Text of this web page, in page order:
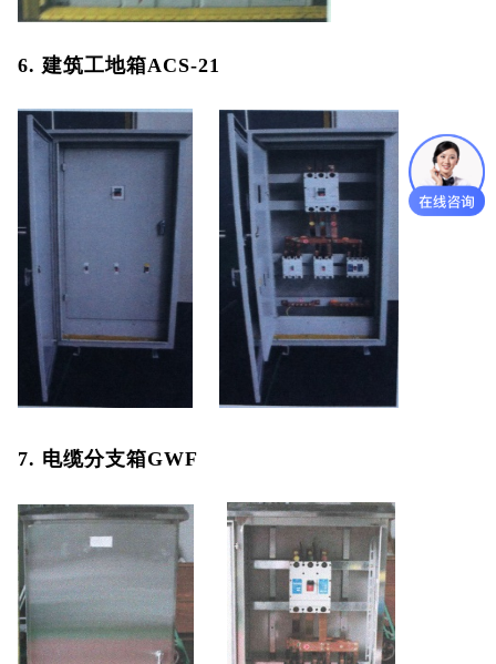
6. 建筑工地箱ACS-21
7. 电缆分支箱GWF